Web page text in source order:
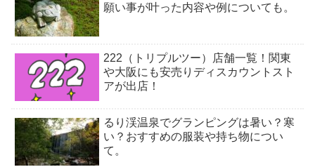
願い事が叶った内容や例についても。
222（トリプルツー）店舗一覧！関東
や大阪にも安売りディスカウントスト
アが出店！
るり渓温泉でグランピングは暑い？寒
い？おすすめの服装や持ち物につい
て。